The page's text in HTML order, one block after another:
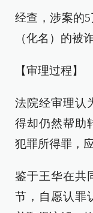
经查，涉案的
（化名）的被
【审理过程】
法院经审理认
得却仍然帮助
犯罪所得罪，
鉴于王华在共
节，自愿认罪